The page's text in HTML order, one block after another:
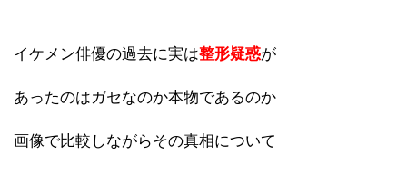
イケメン俳優の過去に実は整形疑惑が
あったのはガセなのか本物であるのか
画像で比較しながらその真相について